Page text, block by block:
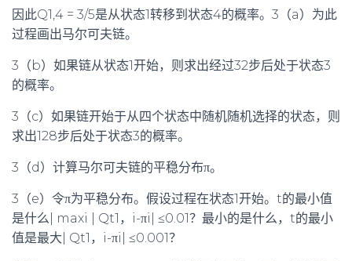
因此Q1,4 = 3/5是从状态1转移到状态4的概率。3（a）为此
过程画出马尔可夫链。
3（b）如果链从状态1开始，则求出经过32步后处于状态3
的概率。
3（c）如果链开始于从四个状态中随机随机选择的状态，则
求出128步后处于状态3的概率。
3（d）计算马尔可夫链的平稳分布π。
3（e）令π为平稳分布。假设过程在状态1开始。t的最小值
是什么| maxi | Qt1，i-πi| ≤0.01？最小的是什么，t的最小
值是最大| Qt1，i-πi| ≤0.001？